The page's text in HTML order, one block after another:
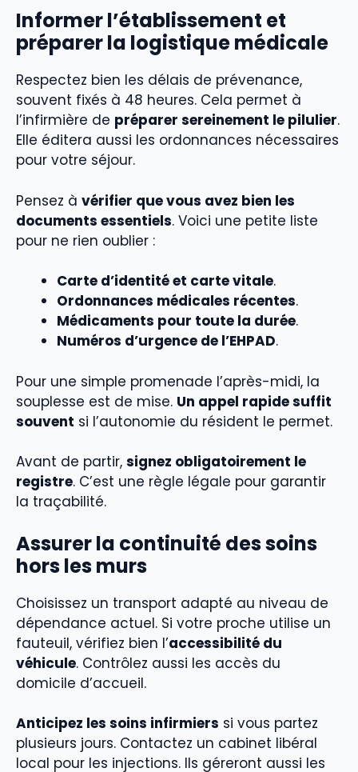
Informer l’établissement et
préparer la logistique médicale
Respectez bien les délais de prévenance,
souvent fixés à 48 heures. Cela permet à
l’infirmière de préparer sereinement le pilulier.
Elle éditera aussi les ordonnances nécessaires
pour votre séjour.
Pensez à vérifier que vous avez bien les
documents essentiels. Voici une petite liste
pour ne rien oublier :
Carte d’identité et carte vitale.
Ordonnances médicales récentes.
Médicaments pour toute la durée.
Numéros d’urgence de l’EHPAD.
Pour une simple promenade l’après-midi, la
souplesse est de mise. Un appel rapide suffit
souvent si l’autonomie du résident le permet.
Avant de partir, signez obligatoirement le
registre. C’est une règle légale pour garantir
la traçabilité.
Assurer la continuité des soins
hors les murs
Choisissez un transport adapté au niveau de
dépendance actuel. Si votre proche utilise un
fauteuil, vérifiez bien l’accessibilité du
véhicule. Contrôlez aussi les accès du
domicile d’accueil.
Anticipez les soins infirmiers si vous partez
plusieurs jours. Contactez un cabinet libéral
local pour les injections. Ils géreront aussi les